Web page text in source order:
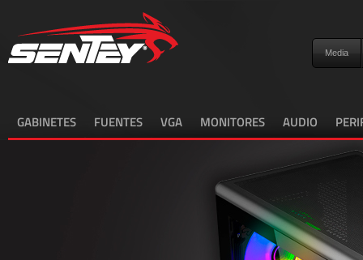
Media
GABINETES FUENTES VGA MONITORES AUDIO